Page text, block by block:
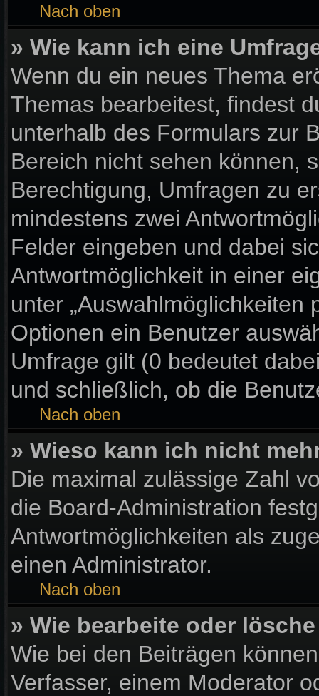
Nach oben
» Wie kann ich eine
Wenn du ein neues Thema
Themas bearbeitest, findest
unterhalb des Formulars zur
Bereich nicht sehen können,
Berechtigung, Umfragen zu
mindestens zwei
Felder eingeben und dabei
Antwortmöglichkeit in einer
unter „Auswahlmöglichkeiten
Optionen ein Benutzer
Umfrage gilt (0 bedeutet
und schließlich, ob die
Nach oben
» Wieso kann ich nicht
Die maximal zulässige Zahl
die Board-Administration
Antwortmöglichkeiten als
einen Administrator.
Nach oben
» Wie bearbeite oder
Wie bei den Beiträgen
Verfasser, einem Moderator